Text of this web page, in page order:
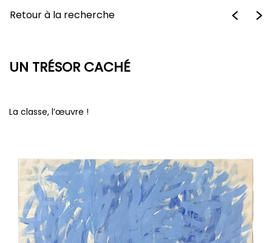
Retour à la recherche
UN TRÉSOR CACHÉ
La classe, l’œuvre !